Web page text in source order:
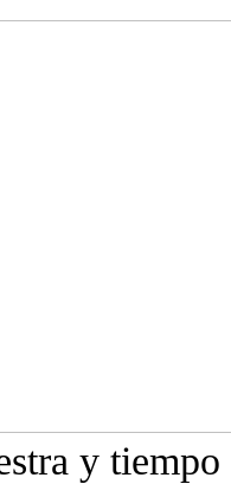
y tiempo